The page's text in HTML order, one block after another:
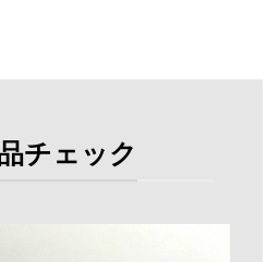
チェック